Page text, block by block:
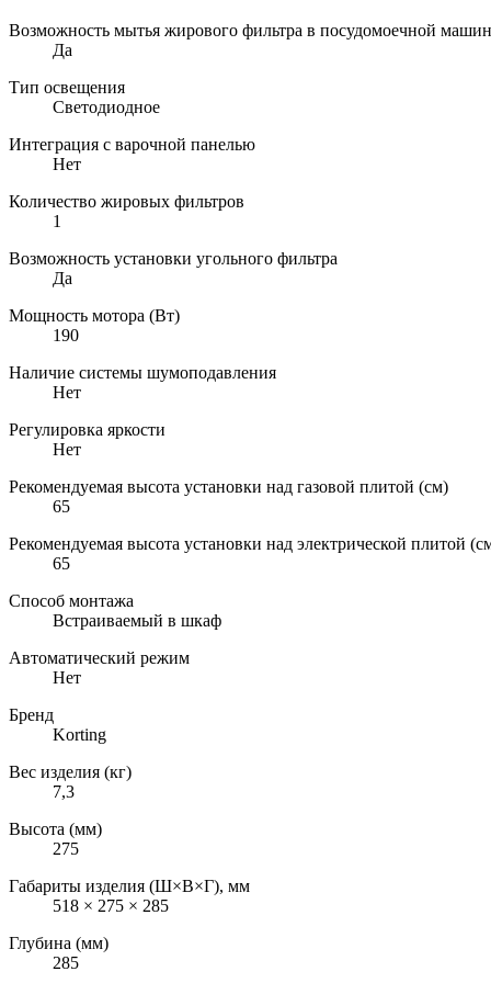
Возможность мытья жирового фильтра в посудомоечной
Да
Тип освещения
Светодиодное
Интеграция с варочной панелью
Нет
Количество жировых фильтров
1
Возможность установки угольного фильтра
Да
Мощность мотора (Вт)
190
Наличие системы шумоподавления
Нет
Регулировка яркости
Нет
Рекомендуемая высота установки над газовой плитой (см)
65
Рекомендуемая высота установки над электрической плитой
65
Способ монтажа
Встраиваемый в шкаф
Автоматический режим
Нет
Бренд
Korting
Вес изделия (кг)
7,3
Высота (мм)
275
Габариты изделия (Ш×В×Г), мм
518 × 275 × 285
Глубина (мм)
285